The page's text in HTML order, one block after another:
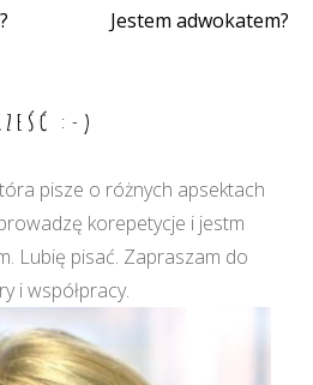
Jestem adwokatem?
:-)
pisze o różnych apsektach
korepetycje i jestm
Lubię pisać. Zapraszam do
i współpracy.